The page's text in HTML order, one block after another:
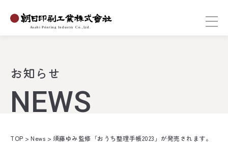
お知らせ
NEWS
TOP >News > 須藤ゆみ監修「おうち整理手帳2023」が発売されます。